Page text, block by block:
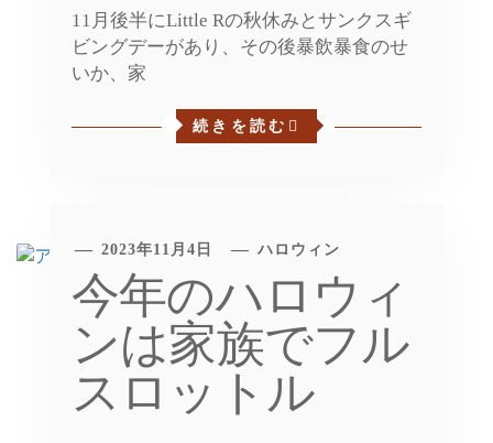
11月後半にLittle Rの秋休みとサンクスギ
ビングデーがあり、その後暴飲暴食のせ
いか、家
続きを読む
2023年11月4日 ハロウィン
今年のハロウィ
ンは家族でフル
スロットル